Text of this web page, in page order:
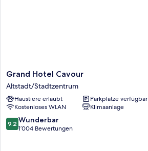
Grand
Hotel
Cavour
Altstadt/Stadtzentrum
Grand Hotel Cavour
Altstadt/Stadtzentrum
Haustiere erlaubt
Parkplätze verfügbar
Kostenloses WLAN
Klimaanlage
9.2
von
9.2 Wunderbar
1’004 Bewertungen